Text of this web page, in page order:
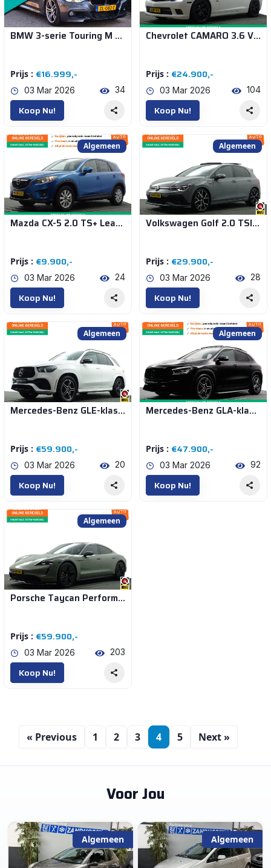
BMW 3-serie Touring M Sport F31 6WB Apple CarPlay Shadowline 360* Camera Lm velgen Breedset NAP NL M Sport Corporate Lease
Prijs : €16.999,-
03 Mar 2026 34
Koop Nu!
Chevrolet CAMARO 3.6 V6 Aut- Custom Uitlaat, Xenon Led, Camera, Goed Onderhouden, Striping
Prijs : €24.900,-
03 Mar 2026 104
Koop Nu!
Algemeen
Mazda CX-5 2.0 TS+ Lease Pack 2WD- Privacy Glass, Trekhaak, Navigatie, Park Assist, Lane Assist, Stoelverwarming
Prijs : €9.900,-
03 Mar 2026 24
Koop Nu!
Algemeen
Volkswagen Golf 2.0 TSI GTI CLUBSPORT Nurburgring Edition Aut- Panoramadak, Head Up, Harman Kardon, Carplay, Sfeerverlichting, IQ Led
Prijs : €29.900,-
03 Mar 2026 28
Koop Nu!
Algemeen
Mercedes-Benz GLE-klasse 300 d 4MATIC AMG Night Edition- Alcantara sterrenhemel, Elek Stoelen, Sfeerverlichting, CarPlay
Prijs : €59.900,-
03 Mar 2026 20
Koop Nu!
Algemeen
Mercedes-Benz GLA-klasse 250 4-Matic AMG Night Edition Aut- Panoramadak, Sfeerverlichting, Carbon Pakket, Sideskirts, Camera
Prijs : €47.900,-
03 Mar 2026 92
Koop Nu!
Algemeen
Porsche Taycan Performance 84kwh Panoramadak, Design Pakket, Bose Surround Sound, Sfeerverlichting
Prijs : €59.900,-
03 Mar 2026 203
Koop Nu!
« Previous 1 2 3 4 5 Next »
Voor Jou
Algemeen Algemeen